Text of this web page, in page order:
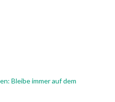
Bleibe immer auf dem